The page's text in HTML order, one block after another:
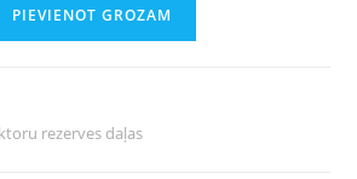
PIEVIENOT GROZAM
rezerves daļas